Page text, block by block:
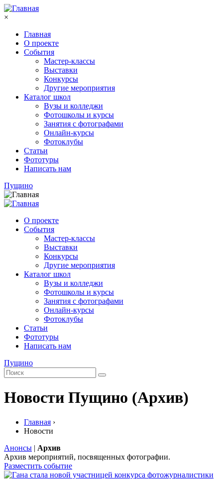
Перейти к основному содержанию
×
Главная
О проекте
События
Мастер-классы
Выставки
Конкурсы
Другие мероприятия
Каталог школ
Вузы и колледжи
Фотошколы и курсы
Занятия с фотографами
Онлайн-курсы
Фотоклубы
Статьи
Фототуры
Написать нам
Пущино
О проекте
События
Мастер-классы
Выставки
Конкурсы
Другие мероприятия
Каталог школ
Вузы и колледжи
Фотошколы и курсы
Занятия с фотографами
Онлайн-курсы
Фотоклубы
Статьи
Фототуры
Написать нам
Пущино
Новости Пущино (Архив)
Главная ›
Новости
Анонсы | Архив
Архив мероприятий, посвященных фотографии.
Разместить событие